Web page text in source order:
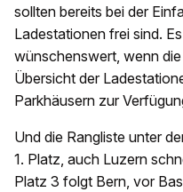
sollten bereits bei der
Ladestationen frei sind.
wünschenswert, wenn
Übersicht der
Parkhäusern zur
Und die Rangliste unter
1. Platz, auch Luzern
Platz 3 folgt Bern, vor